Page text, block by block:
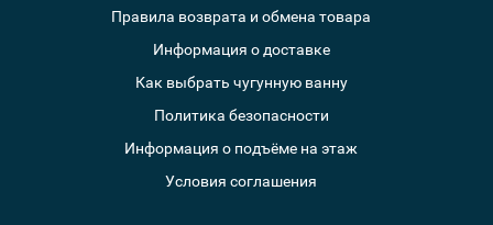
Правила возврата и обмена товара
Информация о доставке
Как выбрать чугунную ванну
Политика безопасности
Информация о подъёме на этаж
Условия соглашения